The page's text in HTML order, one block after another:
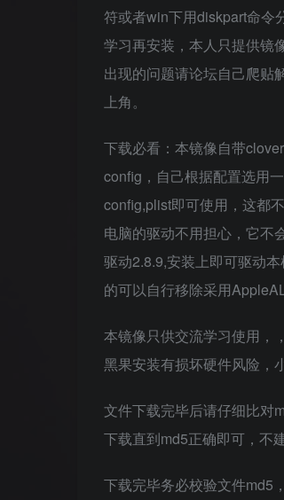
符或者win下用diskpart命令
学习再安装，本人只提供镜
出现的问题请论坛自己爬贴
上角。
下载必看：本镜像自带
config，自己根据配置选用
config,plist即可使用，这都
电脑的驱动不用担心，它不
驱动2.8.9,安装上即可驱动
的可以自行移除采用
本镜像只供交流学习使用，
黑果安装有损坏硬件风险，
文件下载完毕后请仔细比对
下载直到md5正确即可，不
下载完毕务必校验文件md5